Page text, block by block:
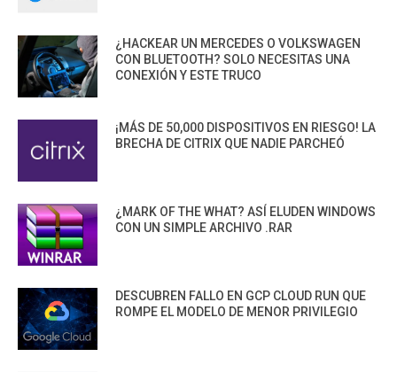
¿HACKEAR UN MERCEDES O VOLKSWAGEN
CON BLUETOOTH? SOLO NECESITAS UNA
CONEXIÓN Y ESTE TRUCO
¡MÁS DE 50,000 DISPOSITIVOS EN RIESGO! LA
BRECHA DE CITRIX QUE NADIE PARCHEÓ
¿MARK OF THE WHAT? ASÍ ELUDEN WINDOWS
CON UN SIMPLE ARCHIVO .RAR
DESCUBREN FALLO EN GCP CLOUD RUN QUE
ROMPE EL MODELO DE MENOR PRIVILEGIO